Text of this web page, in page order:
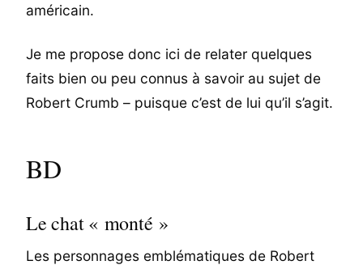
américain.
Je me propose donc ici de relater quelques
faits bien ou peu connus à savoir au sujet de
Robert Crumb – puisque c’est de lui qu’il s’agit.
BD
Le chat « monté »
Les personnages emblématiques de Robert